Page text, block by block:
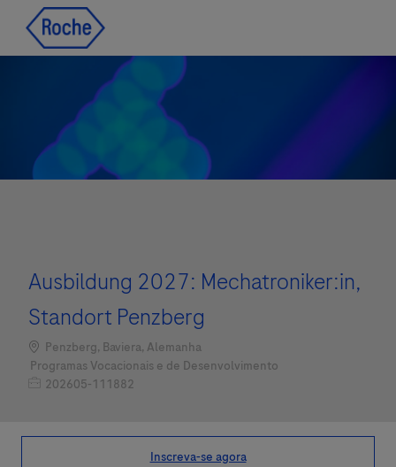
Ausbildung 2027: Mechatroniker:in,
Standort Penzberg
Localização
Penzberg, Baviera, Alemanha
Categoria
Programas Vocacionais e de Desenvolvimento
Job Id202605-111882
Inscreva-se agora